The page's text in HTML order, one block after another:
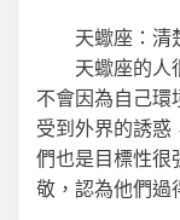
天蠍座：清
天蠍座的人很
不會因為自己環
受到外界的誘惑
們也是目標性很
敬，認為他們過